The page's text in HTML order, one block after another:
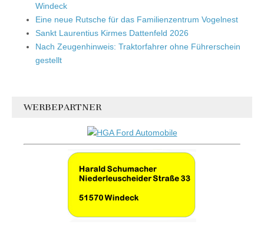
Windeck
Eine neue Rutsche für das Familienzentrum Vogelnest
Sankt Laurentius Kirmes Dattenfeld 2026
Nach Zeugenhinweis: Traktorfahrer ohne Führerschein
gestellt
WERBEPARTNER